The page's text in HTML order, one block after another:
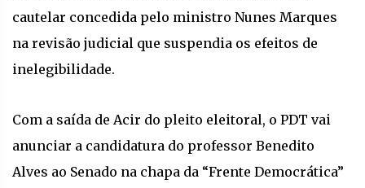
cautelar concedida pelo ministro Nunes Marques
na revisão judicial que suspendia os efeitos de
inelegibilidade.
Com a saída de Acir do pleito eleitoral, o PDT vai
anunciar a candidatura do professor Benedito
Alves ao Senado na chapa da “Frente Democrática”